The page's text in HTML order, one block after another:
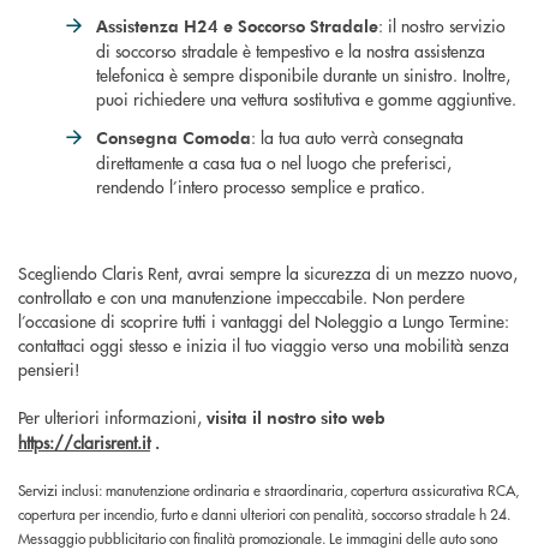
Assistenza H24 e Soccorso Stradale: il nostro servizio
di soccorso stradale è tempestivo e la nostra assistenza
telefonica è sempre disponibile durante un sinistro. Inoltre,
puoi richiedere una vettura sostitutiva e gomme aggiuntive.
Consegna Comoda: la tua auto verrà consegnata
direttamente a casa tua o nel luogo che preferisci,
rendendo l’intero processo semplice e pratico.
Scegliendo Claris Rent, avrai sempre la sicurezza di un mezzo nuovo,
controllato e con una manutenzione impeccabile. Non perdere
l’occasione di scoprire tutti i vantaggi del Noleggio a Lungo Termine:
contattaci oggi stesso e inizia il tuo viaggio verso una mobilità senza
pensieri!
Per ulteriori informazioni, visita il nostro sito web
https://clarisrent.it.
Servizi inclusi: manutenzione ordinaria e straordinaria, copertura assicurativa RCA,
copertura per incendio, furto e danni ulteriori con penalità, soccorso stradale h 24.
Messaggio pubblicitario con finalità promozionale. Le immagini delle auto sono